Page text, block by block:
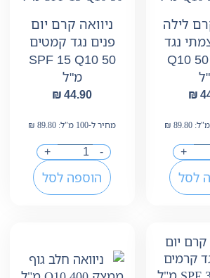
לילה
נגד
קמטים Q10 50
₪
₪ 89.80
+
לסל
ניוואה קרם יום
פנים נגד קמטים
SPF 15 Q10 50
מ"ל
₪44.90
מחיר ל-100 מ"ל: ₪ 89.80
-
+
הוספה לסל